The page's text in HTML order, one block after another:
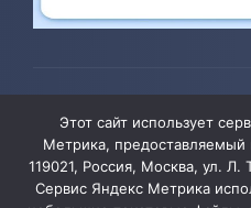
Этот сайт использует
Метрика,
119021, Россия, Москва, ул. Л.
Сервис Яндекс Метрика